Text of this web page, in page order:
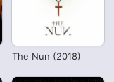
The Nun (2018)